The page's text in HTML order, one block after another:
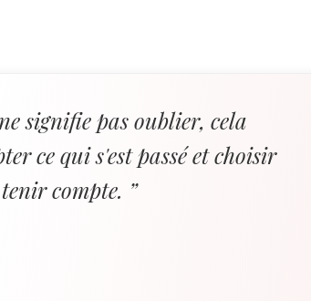
signifie pas oublier, cela
ce qui s'est passé et choisir
compte. ”